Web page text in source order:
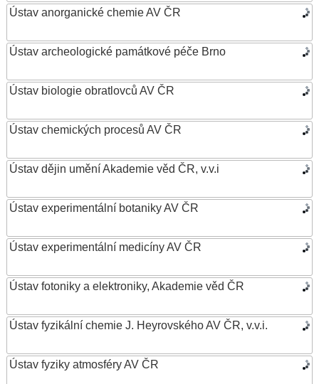
Ústav anorganické chemie AV ČR
Ústav archeologické památkové péče Brno
Ústav biologie obratlovců AV ČR
Ústav chemických procesů AV ČR
Ústav dějin umění Akademie věd ČR, v.v.i
Ústav experimentální botaniky AV ČR
Ústav experimentální medicíny AV ČR
Ústav fotoniky a elektroniky, Akademie věd ČR
Ústav fyzikální chemie J. Heyrovského AV ČR, v.v.i.
Ústav fyziky atmosféry AV ČR